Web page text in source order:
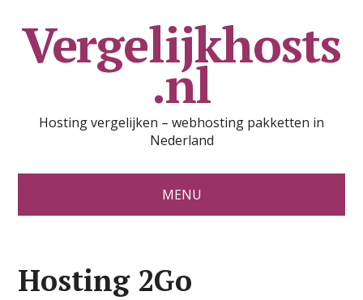
Vergelijkhosts
.nl
Hosting vergelijken – webhosting pakketten in
Nederland
MENU
Hosting 2Go